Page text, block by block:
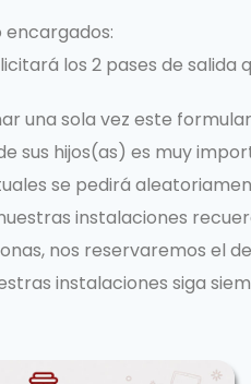
encargados:
los 2 pases de
una sola vez este
sus hijos(as) es muy
se pedirá
instalaciones
nos reservaremos el
instalaciones siga